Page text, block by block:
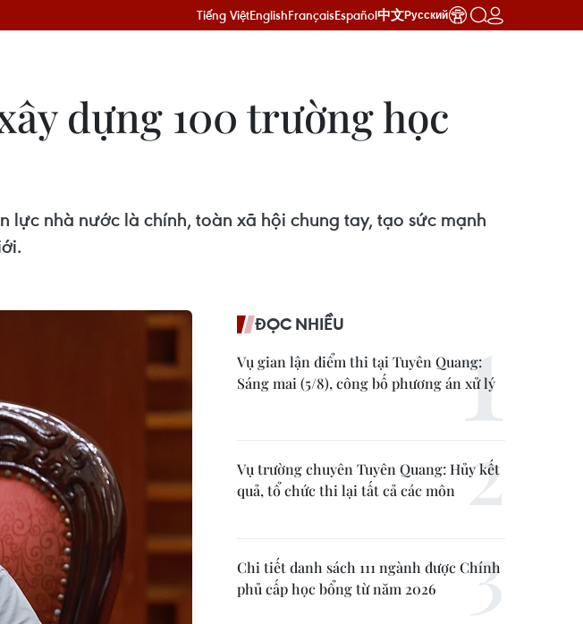
Tiếng ViệtEnglishFrançaisEspañol中文Русский
dựng 100 trường học
nhà nước là chính, toàn xã hội chung tay, tạo sức mạnh
ĐỌC NHIỀU
Vụ gian lận điểm thi tại Tuyên Quang:
Sáng mai (5/8), công bố phương án xử lý
Vụ trường chuyên Tuyên Quang: Hủy kết
quả, tổ chức thi lại tất cả các môn
Chi tiết danh sách 111 ngành được Chính
phủ cấp học bổng từ năm 2026